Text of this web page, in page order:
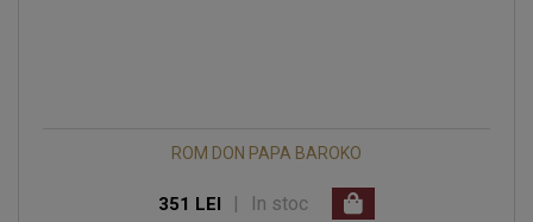
ROM DON PAPA BAROKO
351 LEI In stoc